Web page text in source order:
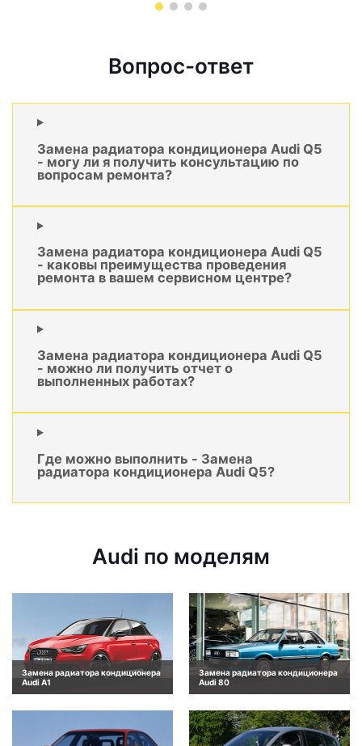
Вопрос-ответ
Замена радиатора кондиционера Audi Q5
- могу ли я получить консультацию по
вопросам ремонта?
Замена радиатора кондиционера Audi Q5
- каковы преимущества проведения
ремонта в вашем сервисном центре?
Замена радиатора кондиционера Audi Q5
- можно ли получить отчет о
выполненных работах?
Где можно выполнить - Замена
радиатора кондиционера Audi Q5?
Audi по моделям
Замена радиатора кондиционера
Audi A1
Замена радиатора кондиционера
Audi 80